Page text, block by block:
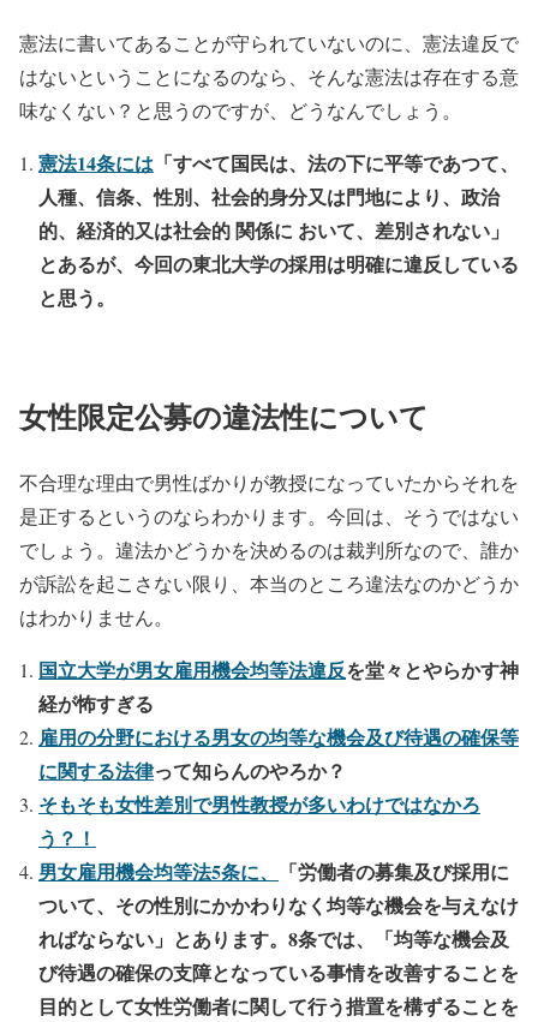
憲法に書いてあることが守られていないのに、憲法違反で
はないということになるのなら、そんな憲法は存在する意
味なくない？と思うのですが、どうなんでしょう。
憲法14条には 「すべて国民は、法の下に平等であつて、
人種、信条、性別、社会的身分又は門地により、政治
的、経済的又は社会的 関係に おいて、差別されない」
とあるが、今回の東北大学の採用は明確に違反している
と思う。
女性限定公募の違法性について
不合理な理由で男性ばかりが教授になっていたからそれを
是正するというのならわかります。今回は、そうではない
でしょう。違法かどうかを決めるのは裁判所なので、誰か
が訴訟を起こさない限り、本当のところ違法なのかどうか
はわかりません。
国立大学が男女雇用機会均等法違反を堂々とやらかす神
経が怖すぎる
雇用の分野における男女の均等な機会及び待遇の確保等
に関する法律って知らんのやろか？
そもそも女性差別で男性教授が多いわけではなかろ
う？！
男女雇用機会均等法5条に、
「労働者の募集及び採用に
ついて、その性別にかかわりなく均等な機会を与えなけ
ればならない」とあります。8条では、「均等な機会及
び待遇の確保の支障となっている事情を改善することを
目的として女性労働者に関して行う措置を構ずることを